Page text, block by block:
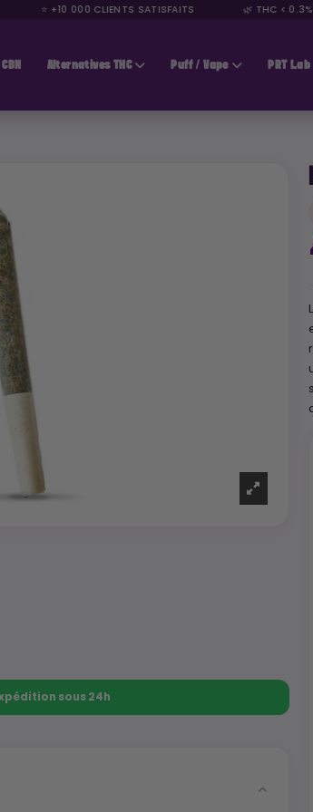
⭐ +10 000 CLIENTS SATISFAITS 🌿 THC < 0.3%
CBN Alternatives THC Puff / Vape PRT Lab
sous 24h